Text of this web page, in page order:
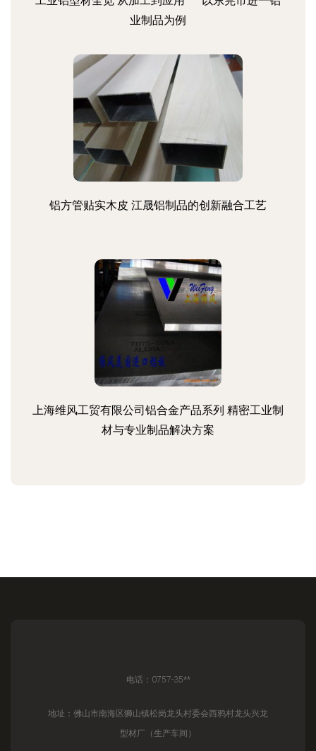
业制品为例
铝方管贴实木皮 江晟铝制品的创新融合工艺
上海维风工贸有限公司铝合金产品系列 精密工业制
材与专业制品解决方案
电话：0757-35**
地址：佛山市南海区狮山镇松岗龙头村委会西鸦村龙头兴龙
型材厂（生产车间）